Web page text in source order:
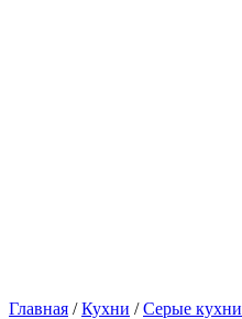
Главная /Кухни /Серые кухни